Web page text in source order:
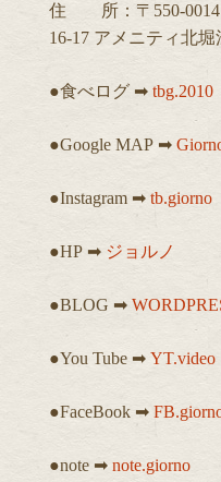
住 所：〒550-0014
16-17 アメニティ北堀
●食べログ ➡︎ tbg.2010
●Google MAP ➡︎
●Instagram ➡︎ tb.giorno
●HP ➡︎ ジョルノ
●BLOG ➡︎
●You Tube ➡︎ YT.video
●FaceBook ➡︎
●note ➡︎ note.giorno